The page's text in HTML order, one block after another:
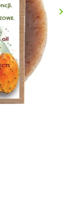
keyboard_arrow_right